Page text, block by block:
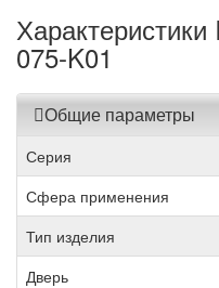
075-K01
Общие параметры
Серия
Сфера применения
Тип изделия
Дверь